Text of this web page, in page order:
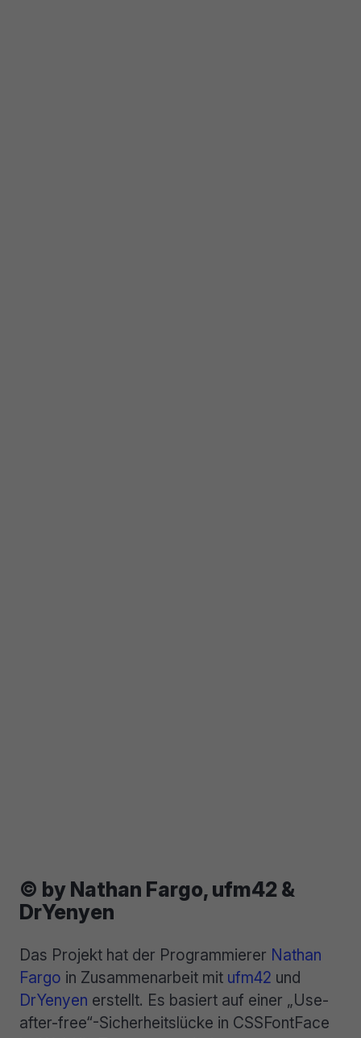
© by Nathan Fargo, ufm42 &
DrYenyen
Das Projekt hat der Programmierer Nathan
Fargo in Zusammenarbeit mit ufm42 und
DrYenyen erstellt. Es basiert auf einer „Use-
after-free“-Sicherheitslücke in CSSFontFace